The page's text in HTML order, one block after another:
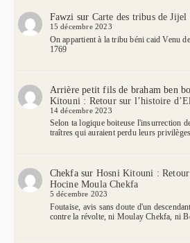
Fawzi sur Carte des tribus de
15 décembre 2023
On appartient à la tribu béni caid Venu
1769
Arrière petit fils de braham ben
Kitouni : Retour sur l’histoire
14 décembre 2023
Selon ta logique boiteuse l'insurrection
traîtres qui auraient perdu leurs
Chekfasur Hosni Kitouni :
Hocine Moula Chekfa
5 décembre 2023
Foutaise, avis sans doute d'un
contre la révolte, ni Moulay Chekfa, ni